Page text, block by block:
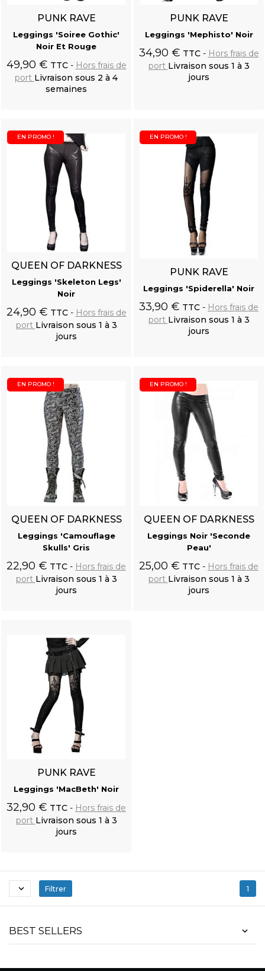
BEST SELLERS
Chemise 'Ishmael' Blanc Cassé
Crâne de Corbeau en Résine 'Corvus Alchemica'
Gilet Victorien 'Damask Gothic' en Brocart Noir
PUNK RAVE
Leggings 'Soiree Gothic'
Noir Et Rouge
49,90 € TTC
Hors frais de
port Livraison sous 2 à 4
semaines
PUNK RAVE
Leggings 'Mephisto' Noir
34,90 € TTC
Hors frais de
port Livraison sous 1 à 3
jours
EN PROMO !
QUEEN OF DARKNESS
Leggings 'Skeleton Legs'
Noir
24,90 € TTC
Hors frais de
port Livraison sous 1 à 3
jours
EN PROMO !
PUNK RAVE
Leggings 'Spiderella' Noir
33,90 € TTC
Hors frais de
port Livraison sous 1 à 3
jours
EN PROMO !
QUEEN OF DARKNESS
Leggings 'Camouflage
Skulls' Gris
22,90 € TTC
Hors frais de
port Livraison sous 1 à 3
jours
EN PROMO !
QUEEN OF DARKNESS
Leggings Noir 'Seconde
Peau'
25,00 € TTC
Hors frais de
port Livraison sous 1 à 3
jours
PUNK RAVE
Leggings 'MacBeth' Noir
32,90 € TTC
Hors frais de
port Livraison sous 1 à 3
jours
 Filtrer 1